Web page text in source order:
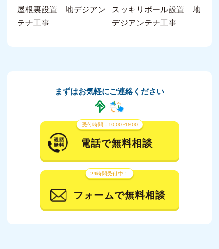
屋根裏設置 地デジアン
テナ工事
スッキリポール設置 地
デジアンテナ工事
まずはお気軽にご連絡ください
受付時間：10:00~19:00
電話で無料相談
24時間受付中！
フォームで無料相談